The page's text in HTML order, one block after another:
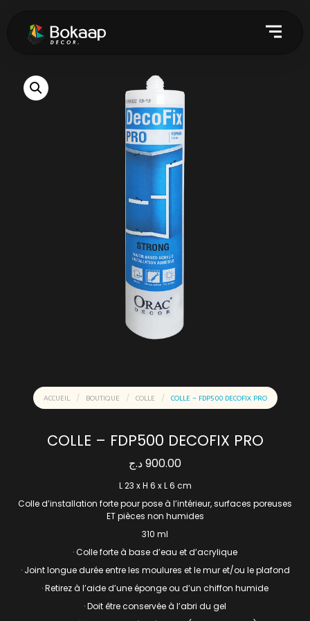
ACCUEIL BOUTIQUE COLLE COLLE – FDP500 DECOFIX PRO
COLLE – FDP500 DECOFIX PRO
900.00د.ج
L 23 x H 6 x L 6 cm
Colle d’installation forte pour pose à l’intérieur, surfaces poreuses
ET pièces non humides
310 ml
· Colle forte à base d’eau et d’acrylique
· Joint longue durée entre les moulures et le mur et/ou le plafond
· Retirez à l’aide d’une éponge ou d’un chiffon humide
· Doit être conservée à l’abri du gel